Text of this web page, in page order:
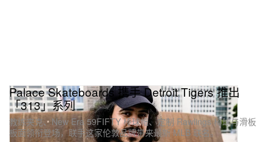
Palace Skateboards 携手 Detroit Tigers 推出
「313」系列
教练夹克、New Era 59FIFTY 棒球帽、定制 Rawlings 棒球与滑板
板面领衔登场，联手这家伦敦品牌带来最新 MLB 联名。